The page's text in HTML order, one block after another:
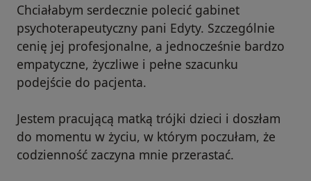
Chciałabym serdecznie polecić gabinet
psychoterapeutyczny pani Edyty. Szczególnie
cenię jej profesjonalne, a jednocześnie bardzo
empatyczne, życzliwe i pełne szacunku
podejście do pacjenta.
Jestem pracującą matką trójki dzieci i doszłam
do momentu w życiu, w którym poczułam, że
codzienność zaczyna mnie przerastać.